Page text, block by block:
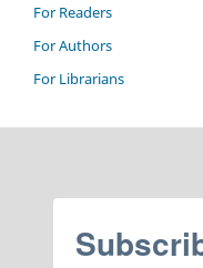
For Readers
For Authors
For Librarians